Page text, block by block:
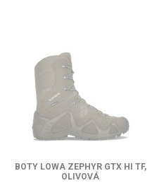
BOTY LOWA ZEPHYR GTX HI TF,
OLIVOVÁ